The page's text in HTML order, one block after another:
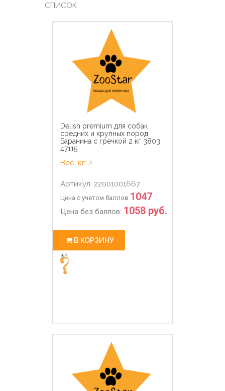
СПИСОК
Delish premium для собак
средних и крупных пород
Баранина с гречкой 2 кг 3803,
47115
Вес, кг: 2
Артикул: 22001001667
Цена с учетом баллов 1047
Цена без баллов: 1058 руб.
В КОРЗИНУ